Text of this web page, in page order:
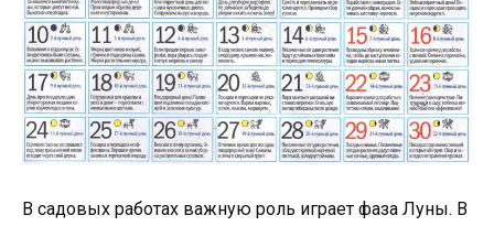
В садовых работах важную роль играет фаза Луны. В